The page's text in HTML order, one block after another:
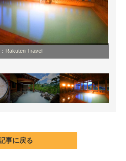
Rakuten Travel
事に戻る